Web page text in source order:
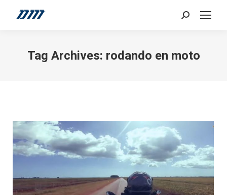
Search:
Tag Archives: rodando en moto